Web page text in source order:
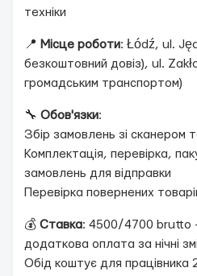
техніки
📍 Місце роботи: Łódź, ul.
безкоштовний довіз), ul.
громадським транспортом)
🔧 Обов'язки:
Збір замовлень зі сканером
Комплектація, перевірка,
замовлень для відправки
Перевірка повернених
💰 Ставка: 4500/4700 brutto
додаткова оплата за нічні
Обід коштує для працівника